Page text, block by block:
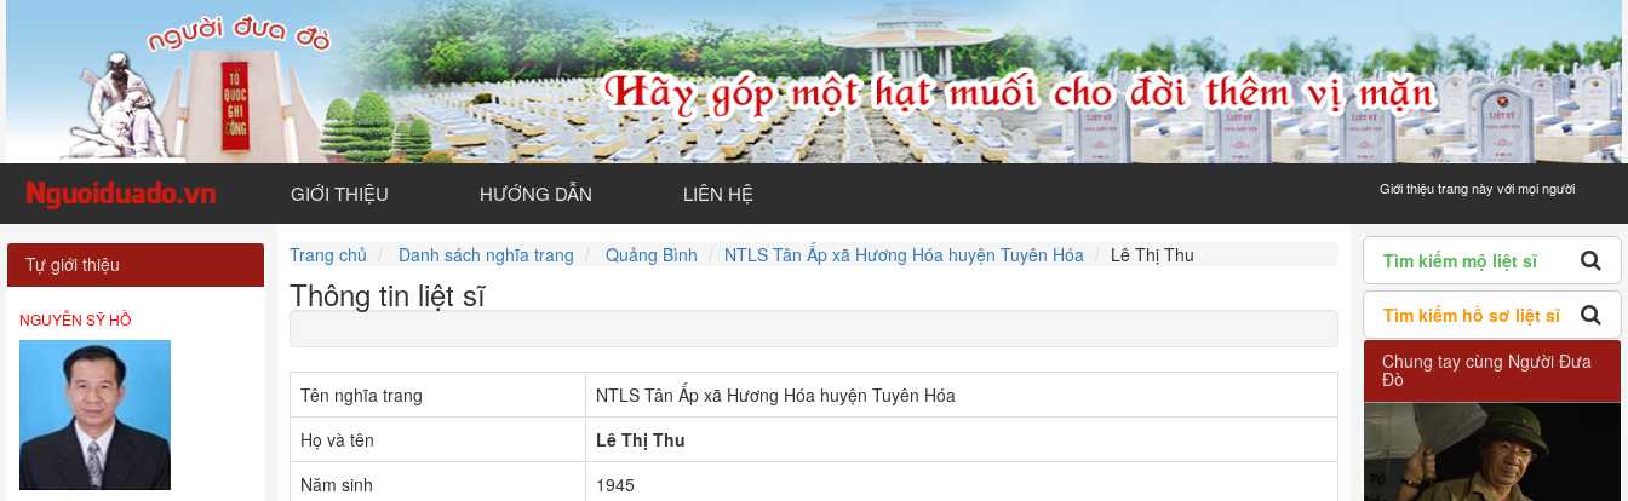
GIỚI THIỆU HƯỚNG DẪN LIÊN HỆ Giới thiệu trang này với mọi người
Tìm kiếm mộ liệt sĩ
Tìm kiếm hồ sơ liệt sĩ
Chung tay cùng Người Đưa
Đò
Trang chủ Danh sách nghĩa trang Quảng Bình NTLS Tân Ấp xã Hương Hóa huyện Tuyên Hóa Lê Thị Thu
Thông tin liệt sĩ
Tên nghĩa trang
NTLS Tân Ấp xã Hương Hóa huyện Tuyên Hóa
Họ và tên
Lê Thị Thu
Năm sinh
1945
Tự giới thiệu
NGUYỄN SỸ HỒ